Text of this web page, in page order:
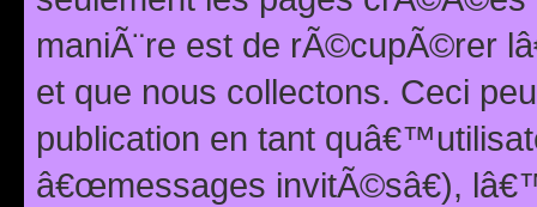
maniÃ¨re est de rÃ©cupÃ©rer
et que nous collectons. Ceci
publication en tant
â€œmessages invitÃ©sâ€),